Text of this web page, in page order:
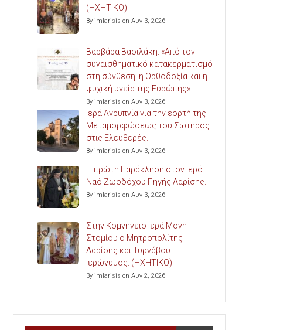
(ΗΧΗΤΙΚΟ)
By imlarisis on Αυγ 3, 2026
Βαρβάρα Βασιλάκη: «Από τον
συναισθηματικό κατακερματισμό
στη σύνθεση: η Ορθοδοξία και η
ψυχική υγεία της Ευρώπης».
By imlarisis on Αυγ 3, 2026
Ιερά Αγρυπνία για την εορτή της
Μεταμορφώσεως του Σωτήρος
στις Ελευθερές.
By imlarisis on Αυγ 3, 2026
Η πρώτη Παράκληση στον Ιερό
Ναό Ζωοδόχου Πηγής Λαρίσης.
By imlarisis on Αυγ 3, 2026
Στην Κομνήνειο Ιερά Μονή
Στομίου ο Μητροπολίτης
Λαρίσης και Τυρνάβου
Ιερώνυμος. (ΗΧΗΤΙΚΟ)
By imlarisis on Αυγ 2, 2026